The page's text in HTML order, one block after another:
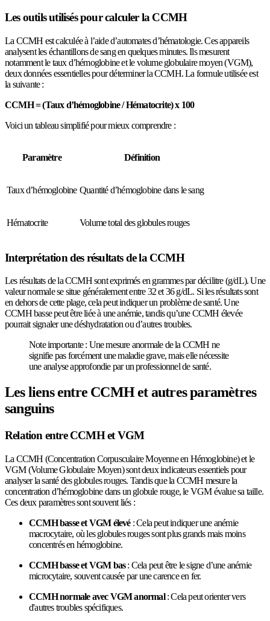
Les outils utilisés pour calculer la CCMH
La CCMH est calculée à l’aide d’automates d’hématologie. Ces appareils
analysent les échantillons de sang en quelques minutes. Ils mesurent
notamment le taux d’hémoglobine et le volume globulaire moyen (VGM),
deux données essentielles pour déterminer la CCMH. La formule utilisée est
la suivante :
CCMH = (Taux d’hémoglobine / Hématocrite) x 100
Voici un tableau simplifié pour mieux comprendre :
Paramètre Définition
Taux d’hémoglobine Quantité d’hémoglobine dans le sang
Hématocrite Volume total des globules rouges
Interprétation des résultats de la CCMH
Les résultats de la CCMH sont exprimés en grammes par décilitre (g/dL). Une
valeur normale se situe généralement entre 32 et 36 g/dL. Si les résultats sont
en dehors de cette plage, cela peut indiquer un problème de santé. Une
CCMH basse peut être liée à une anémie, tandis qu’une CCMH élevée
pourrait signaler une déshydratation ou d’autres troubles.
Note importante : Une mesure anormale de la CCMH ne
signifie pas forcément une maladie grave, mais elle nécessite
une analyse approfondie par un professionnel de santé.
Les liens entre CCMH et autres paramètres
sanguins
Relation entre CCMH et VGM
La CCMH (Concentration Corpusculaire Moyenne en Hémoglobine) et le
VGM (Volume Globulaire Moyen) sont deux indicateurs essentiels pour
analyser la santé des globules rouges. Tandis que la CCMH mesure la
concentration d’hémoglobine dans un globule rouge, le VGM évalue sa taille.
Ces deux paramètres sont souvent liés :
CCMH basse et VGM élevé: Cela peut indiquer une anémie
macrocytaire, où les globules rouges sont plus grands mais moins
concentrés en hémoglobine.
CCMH basse et VGM bas: Cela peut être le signe d’une anémie
microcytaire, souvent causée par une carence en fer.
CCMH normale avec VGM anormal: Cela peut orienter vers
d'autres troubles spécifiques.